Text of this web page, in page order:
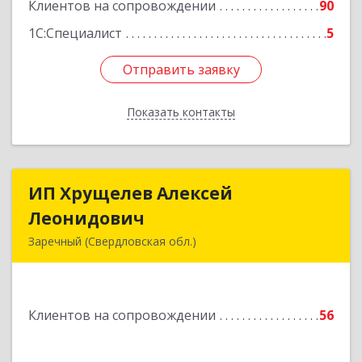
Клиентов на сопровождении
90
1С:Специалист
5
Отправить заявку
Показать контакты
Отправить заявку
Назад
ИП Хрущелев Алексей
Леонидович
Заречный (Свердловская обл.)
Клиентов на сопровождении 56
ИП Хрущелев Алексей
Подробнее